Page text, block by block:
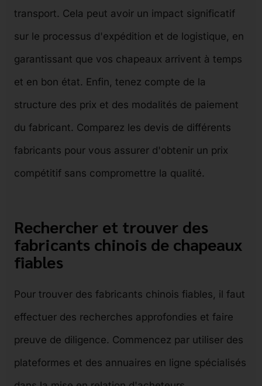
transport. Cela peut avoir un impact significatif
sur le processus d'expédition et de logistique, en
garantissant que vos chapeaux arrivent à temps
et en bon état. Enfin, tenez compte de la
structure des prix et des modalités de paiement
du fabricant. Comparez les devis de différents
fabricants pour vous assurer d'obtenir un prix
compétitif sans compromettre la qualité.
Rechercher et trouver des
fabricants chinois de chapeaux
fiables
Pour trouver des fabricants chinois fiables, il faut
effectuer des recherches approfondies et faire
preuve de diligence. Commencez par utiliser des
plateformes et des annuaires en ligne spécialisés